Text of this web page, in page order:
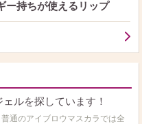
ー持ちが使えるリップ
ルを探しています！
通のアイブロウマスカラでは全